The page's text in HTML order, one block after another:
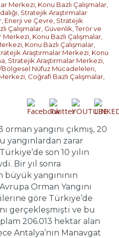
Merkezi Konu Bazlı Çalışmalar
Stratejik Araştırmalar
Enerji ve Çevre Stratejik
Çalışmalar Güvenlik, Terör ve
Merkezi Konu Bazlı Çalışmalar
Konu Bazlı Çalışmalar
Araştırmalar Merkezi Konu
Stratejik Araştırmalar Merkezi
Bölgesel Nüfuz Mücadeleleri
Coğrafi Bazlı Çalışmalar
yangını çıkmış, 20
yangınlardan zarar
son 10 yılın
Bir yıl sonra
yangınının
Orman Yangını
göre Türkiye’de
gerçekleşmişti ve bu
206.013 hektar alan
Antalya’nın Manavgat